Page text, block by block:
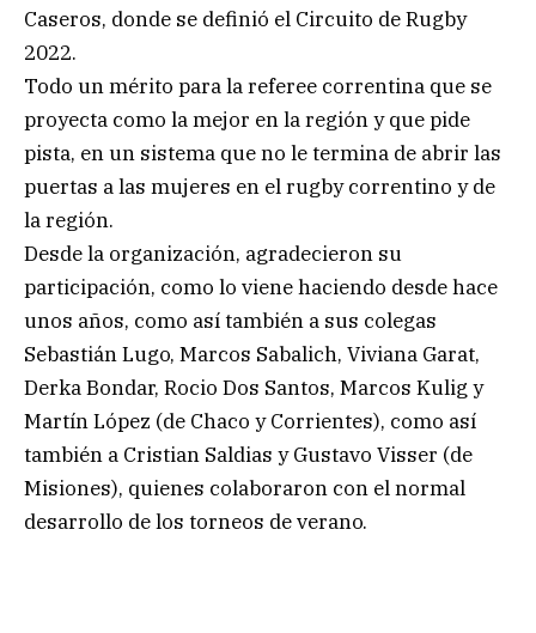
Caseros, donde se definió el Circuito de Rugby
2022.
Todo un mérito para la referee correntina que se
proyecta como la mejor en la región y que pide
pista, en un sistema que no le termina de abrir las
puertas a las mujeres en el rugby correntino y de
la región.
Desde la organización, agradecieron su
participación, como lo viene haciendo desde hace
unos años, como así también a sus colegas
Sebastián Lugo, Marcos Sabalich, Viviana Garat,
Derka Bondar, Rocio Dos Santos, Marcos Kulig y
Martín López (de Chaco y Corrientes), como así
también a Cristian Saldias y Gustavo Visser (de
Misiones), quienes colaboraron con el normal
desarrollo de los torneos de verano.